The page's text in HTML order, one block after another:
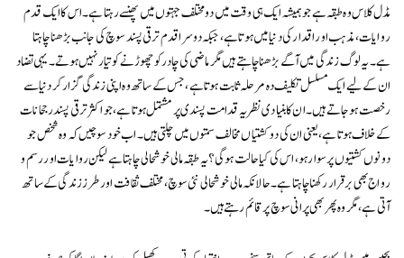
مڈل کلاس وہ طبقہ ہے جو ہمیشہ ایک ہی وقت میں دو مختلف جہتوں میں پھنسے رہتا ہے۔ اس کا ایک قدم
روایات، مذہب اور اقدار کی دنیا میں ہوتا ہے، جبکہ دوسرا قدم ترقی پسند سوچ کی جانب بڑھنا چاہتا
ہے۔ یہ لوگ زندگی میں آگے بڑھنا چاہتے ہیں مگر ماضی کی چادر کو چھوڑنے کو تیار نہیں ہوتے۔ یہی تضاد
ان کے لیے ایک مسلسل تکلیف دہ مرحلہ ثابت ہوتا ہے، جس کے ساتھ وہ اپنی زندگی گزار کر دنیا سے
رخصت ہو جاتے ہیں۔ ان کا بنیادی نظریہ قدامت پسندی پر مشتمل ہوتا ہے، جو اکثر ترقی پسند رجحانات
کے خلاف ہوتا ہے، یعنی ان کی دو کشتیاں مخالف سمتوں میں چلتی ہیں۔ اب خود سوچیں کہ وہ شخص جو
دونوں کشتیوں پر سوار ہو، اس کی کیا حالت ہوگی؟ یہ طبقہ مالی خوشحالی چاہتا ہے لیکن روایات اور رسم و
رواج بھی برقرار رکھنا چاہتا ہے۔ حالانکہ مالی خوشحالی نئی سوچ، مختلف ثقافت اور طرز زندگی کے ساتھ
آتی ہے، مگر وہ پھر بھی پرانی سوچ پر قائم رہتے ہیں۔